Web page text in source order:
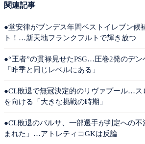
関連記事
●堂安律がブンデス年間ベストイレブン候
ト！…新天地フランクフルトで輝き放つ
●“王者”の貫禄見せたPSG…圧巻2発のデ
「昨季と同じレベルにある」
●CL敗退で無冠決定的のリヴァプール…ス
を向ける「大きな挑戦の時期」
●CL敗退のバルサ、一部選手が判定への
まれた」…アトレティコGKは反論